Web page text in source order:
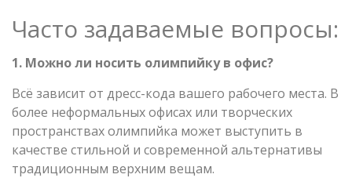
Часто задаваемые вопросы:
1. Можно ли носить олимпийку в офис?
Всё зависит от дресс-кода вашего рабочего места. В
более неформальных офисах или творческих
пространствах олимпийка может выступить в
качестве стильной и современной альтернативы
традиционным верхним вещам.